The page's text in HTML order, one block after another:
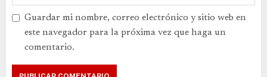
Guardar mi nombre, correo electrónico y sitio web en
este navegador para la próxima vez que haga un
comentario.